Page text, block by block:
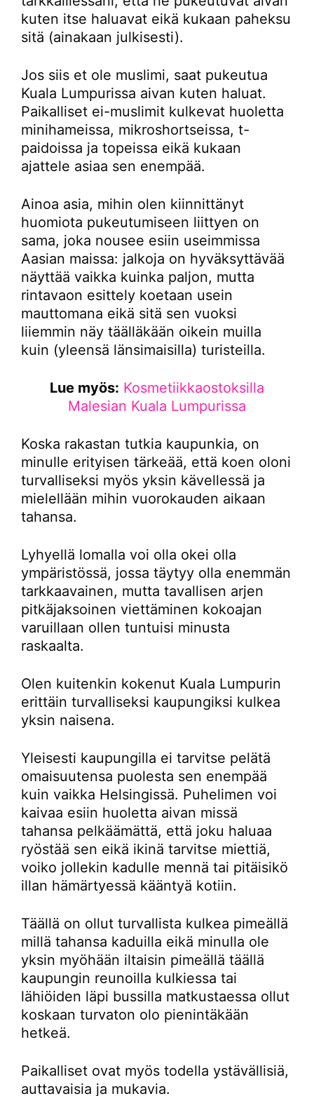
kuten itse haluavat eikä kukaan paheksu
sitä (ainakaan julkisesti).
Jos siis et ole muslimi, saat pukeutua
Kuala Lumpurissa aivan kuten haluat.
Paikalliset ei-muslimit kulkevat huoletta
minihameissa, mikroshortseissa, t-
paidoissa ja topeissa eikä kukaan
ajattele asiaa sen enempää.
Ainoa asia, mihin olen kiinnittänyt
huomiota pukeutumiseen liittyen on
sama, joka nousee esiin useimmissa
Aasian maissa: jalkoja on hyväksyttävää
näyttää vaikka kuinka paljon, mutta
rintavaon esittely koetaan usein
mauttomana eikä sitä sen vuoksi
liiemmin näy täälläkään oikein muilla
kuin (yleensä länsimaisilla) turisteilla.
Lue myös: Kosmetiikkaostoksilla
Malesian Kuala Lumpurissa
Koska rakastan tutkia kaupunkia, on
minulle erityisen tärkeää, että koen oloni
turvalliseksi myös yksin kävellessä ja
mielellään mihin vuorokauden aikaan
tahansa.
Lyhyellä lomalla voi olla okei olla
ympäristössä, jossa täytyy olla enemmän
tarkkaavainen, mutta tavallisen arjen
pitkäjaksoinen viettäminen kokoajan
varuillaan ollen tuntuisi minusta
raskaalta.
Olen kuitenkin kokenut Kuala Lumpurin
erittäin turvalliseksi kaupungiksi kulkea
yksin naisena.
Yleisesti kaupungilla ei tarvitse pelätä
omaisuutensa puolesta sen enempää
kuin vaikka Helsingissä. Puhelimen voi
kaivaa esiin huoletta aivan missä
tahansa pelkäämättä, että joku haluaa
ryöstää sen eikä ikinä tarvitse miettiä,
voiko jollekin kadulle mennä tai pitäisikö
illan hämärtyessä kääntyä kotiin.
Täällä on ollut turvallista kulkea pimeällä
millä tahansa kaduilla eikä minulla ole
yksin myöhään iltaisin pimeällä täällä
kaupungin reunoilla kulkiessa tai
lähiöiden läpi bussilla matkustaessa ollut
koskaan turvaton olo pienintäkään
hetkeä.
Paikalliset ovat myös todella ystävällisiä,
auttavaisia ja mukavia.